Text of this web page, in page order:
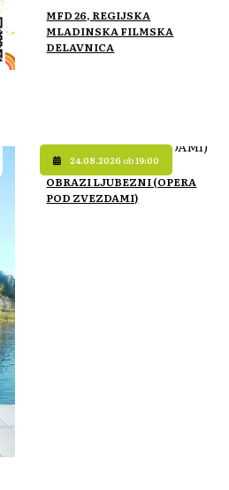
MFD 26, REGIJSKA
MLADINSKA FILMSKA
DELAVNICA
24.08.2026 ob19:00
OBRAZI LJUBEZNI (OPERA
POD ZVEZDAMI)